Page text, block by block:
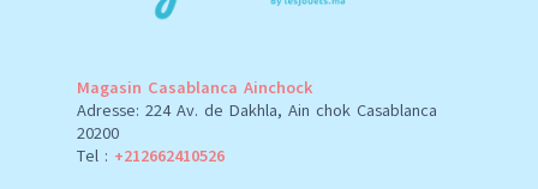
Magasin Casablanca Ainchock
Adresse: 224 Av. de Dakhla, Ain chok Casablanca
20200
Tel : +212662410526